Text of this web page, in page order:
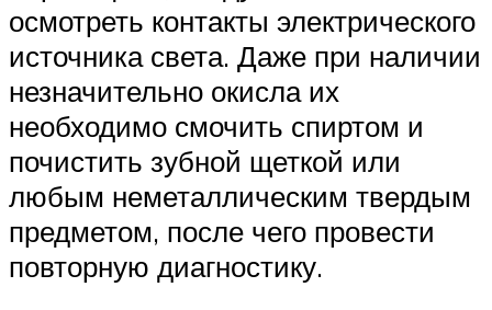
осмотреть контакты электрического
источника света. Даже при наличии
незначительно окисла их
необходимо смочить спиртом и
почистить зубной щеткой или
любым неметаллическим твердым
предметом, после чего провести
повторную диагностику.